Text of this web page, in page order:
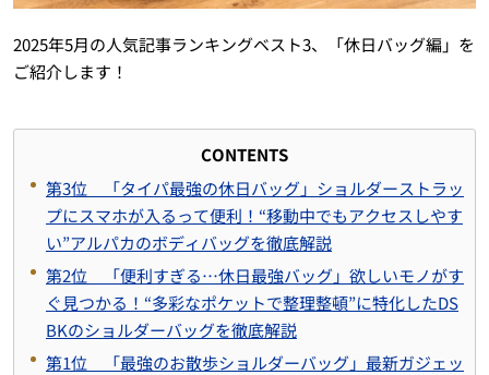
2025年5月の人気記事ランキングベスト3、「休日バッグ編」を
ご紹介します！
CONTENTS
第3位 「タイパ最強の休日バッグ」ショルダーストラッ
プにスマホが入るって便利！“移動中でもアクセスしやす
い”アルパカのボディバッグを徹底解説
第2位 「便利すぎる…休日最強バッグ」欲しいモノがす
ぐ見つかる！“多彩なポケットで整理整頓”に特化したDS
BKのショルダーバッグを徹底解説
第1位 「最強のお散歩ショルダーバッグ」最新ガジェッ